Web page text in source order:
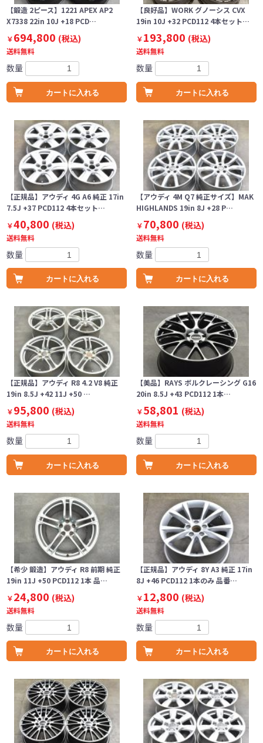
【鍛造 2ピース】1221 APEX AP2
X7338 22in 10J +18 PCD…
￥694,800 (税込)
送料無料
数量
カートに入れる
【良好品】WORK グノーシス CVX
19in 10J +32 PCD112 4本セット…
￥193,800 (税込)
送料無料
数量
カートに入れる
【正規品】アウディ 4G A6 純正 17in
7.5J +37 PCD112 4本セット…
￥40,800 (税込)
送料無料
数量
カートに入れる
【アウディ 4M Q7 純正サイズ】MAK
HIGHLANDS 19in 8J +28 P…
￥70,800 (税込)
送料無料
数量
カートに入れる
【正規品】アウディ R8 4.2 V8 純正
19in 8.5J +42 11J +50 …
￥95,800 (税込)
送料無料
数量
カートに入れる
【美品】RAYS ボルクレーシング G16
20in 8.5J +43 PCD112 1本…
￥58,801 (税込)
送料無料
数量
カートに入れる
【希少 鍛造】アウディ R8 前期 純正
19in 11J +50 PCD112 1本 品…
￥24,800 (税込)
送料無料
数量
カートに入れる
【正規品】アウディ 8Y A3 純正 17in
8J +46 PCD112 1本のみ 品番…
￥12,800 (税込)
送料無料
数量
カートに入れる